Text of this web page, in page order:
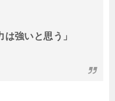
は強いと思う」